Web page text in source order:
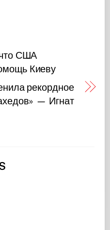
США
Киеву
рекордное
— Игнат